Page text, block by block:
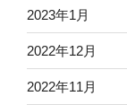
2023年1月
2022年12月
2022年11月